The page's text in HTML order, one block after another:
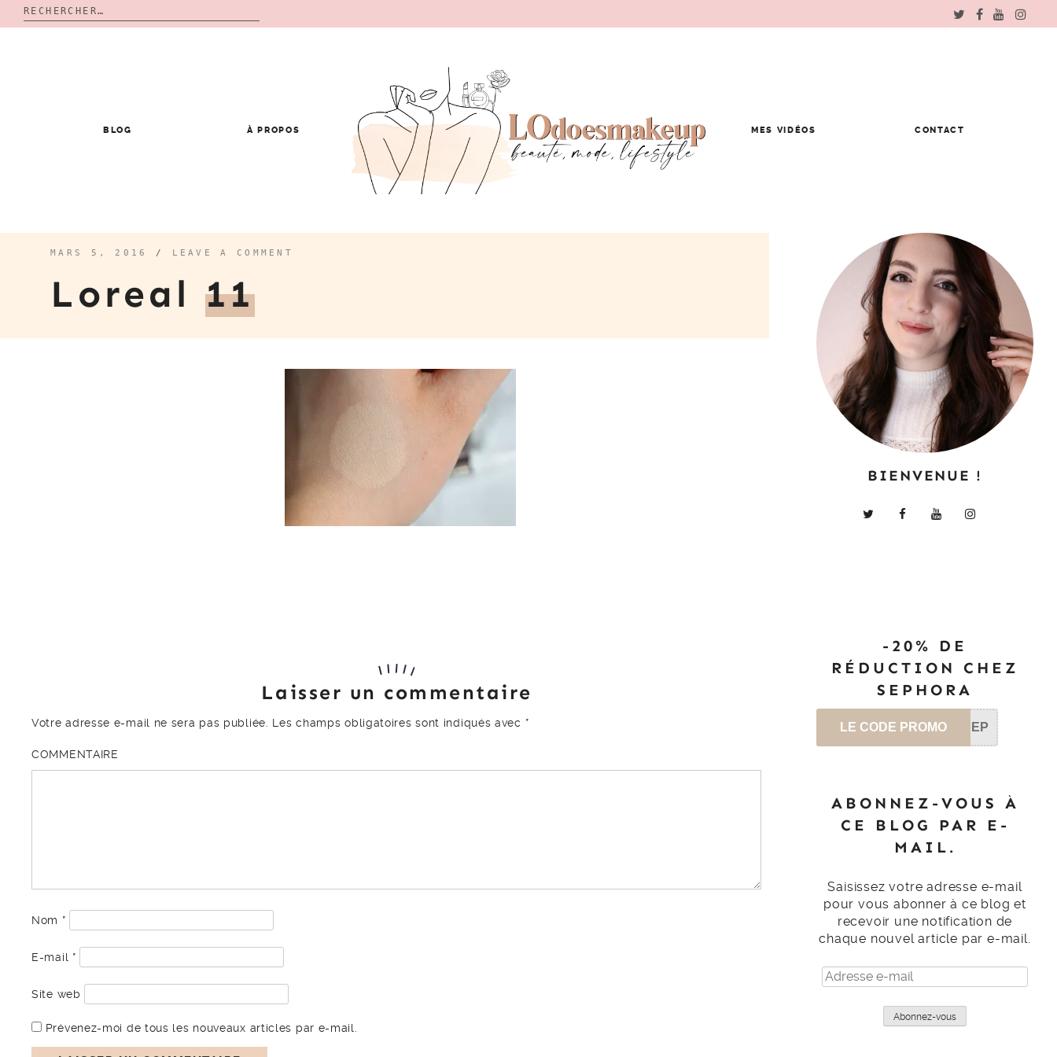
Rechercher :
BLOG À PROPOS MES VIDÉOS CONTACT
MARS 5, 2016 / LEAVE A COMMENT
Loreal 11
Laisser un commentaire
Votre adresse e-mail ne sera pas publiée. Les champs obligatoires sont indiqués avec *
COMMENTAIRE
Nom *
E-mail *
Site web
Prévenez-moi de tous les nouveaux articles par e-mail.
BIENVENUE !
-20% DE
RÉDUCTION CHEZ
SEPHORA
LE CODE PROMO SEP
ABONNEZ-VOUS À
CE BLOG PAR E-
MAIL.
Saisissez votre adresse e-mail
pour vous abonner à ce blog et
recevoir une notification de
chaque nouvel article par e-mail.
Adresse
e-
Abonnez-vous